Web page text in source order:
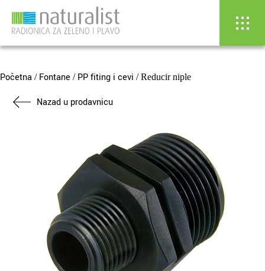
Početna / Fontane / PP fiting i cevi / Reducir niple
Nazad u prodavnicu